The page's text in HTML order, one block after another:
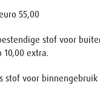
55,00
stof voor
extra.
stof voor